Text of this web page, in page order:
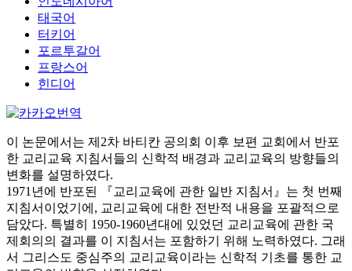
태국어
터키어
포르투갈어
프랑스어
힌디어
이 논문에서는 제2차 바티칸 공의회 이후 보편 교회에서 반포
한 교리교육 지침서들의 신학적 배경과 교리교육의 방향들의
변화를 설명하였다.
1971년에 반포된 『교리교육에 관한 일반 지침서』는 첫 번째
지침서이었기에, 교리교육에 대한 전반적 내용을 포괄적으로
담았다. 특별히 1950-1960년대에 있었던 교리교육에 관한 국
제회의의 결과를 이 지침서는 포함하기 위해 노력하였다. 그래
서 그리스도 중심주의 교리교육이라는 신학적 기초를 통한 교